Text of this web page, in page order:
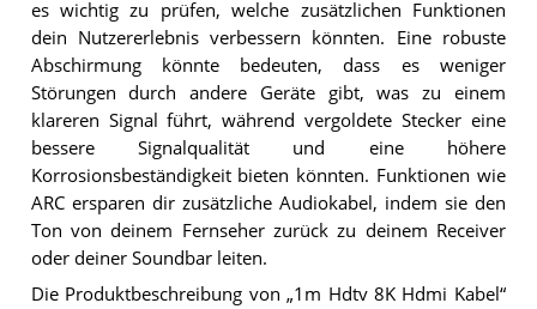
es wichtig zu prüfen, welche zusätzlichen Funktionen
dein Nutzererlebnis verbessern könnten. Eine robuste
Abschirmung könnte bedeuten, dass es weniger
Störungen durch andere Geräte gibt, was zu einem
klareren Signal führt, während vergoldete Stecker eine
bessere Signalqualität und eine höhere
Korrosionsbeständigkeit bieten könnten. Funktionen wie
ARC ersparen dir zusätzliche Audiokabel, indem sie den
Ton von deinem Fernseher zurück zu deinem Receiver
oder deiner Soundbar leiten.
Die Produktbeschreibung von „1m Hdtv 8K Hdmi Kabel“